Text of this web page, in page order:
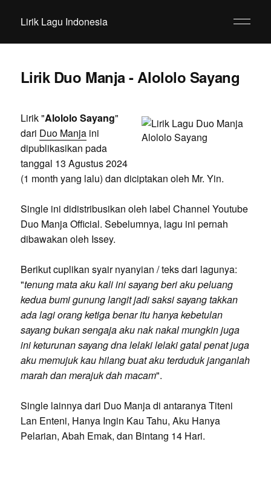
Lirik Lagu Indonesia
Lirik Duo Manja - Alololo Sayang
Lirik "Alololo Sayang"
dari Duo Manjaini
dipublikasikan pada
tanggal 13 Agustus 2024
(1 month yang lalu) dan diciptakan oleh Mr. Yin.
Single ini didistribusikan oleh label Channel Youtube
Duo Manja Official. Sebelumnya, lagu ini pernah
dibawakan oleh Issey.
Berikut cuplikan syair nyanyian / teks dari lagunya:
"tenung mata aku kali ini sayang beri aku peluang
kedua bumi gunung langit jadi saksi sayang takkan
ada lagi orang ketiga benar itu hanya kebetulan
sayang bukan sengaja aku nak nakal mungkin juga
ini keturunan sayang dna lelaki lelaki gatal penat juga
aku memujuk kau hilang buat aku terduduk janganlah
marah dan merajuk dah macam".
Single lainnya dari Duo Manja di antaranya Titeni
Lan Enteni, Hanya Ingin Kau Tahu, Aku Hanya
Pelarian, Abah Emak, dan Bintang 14 Hari.